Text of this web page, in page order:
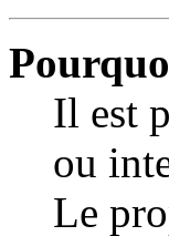
Il est
ou
Le